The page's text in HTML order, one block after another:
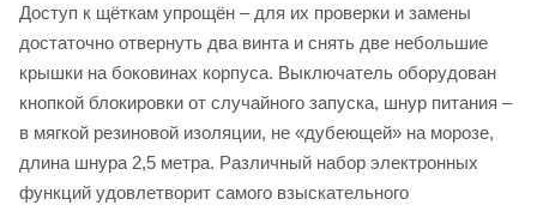
Доступ к щёткам упрощён – для их проверки и замены
достаточно отвернуть два винта и снять две небольшие
крышки на боковинах корпуса. Выключатель оборудован
кнопкой блокировки от случайного запуска, шнур питания –
в мягкой резиновой изоляции, не «дубеющей» на морозе,
длина шнура 2,5 метра. Различный набор электронных
функций удовлетворит самого взыскательного